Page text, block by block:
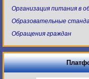
Организация питания в
Образовательные
Обращения граждан